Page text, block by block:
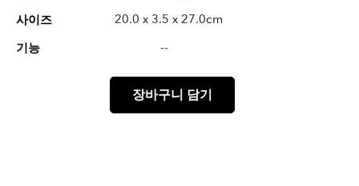
사이즈 20.0 x 3.5 x 27.0cm
기능 --
장바구니 담기